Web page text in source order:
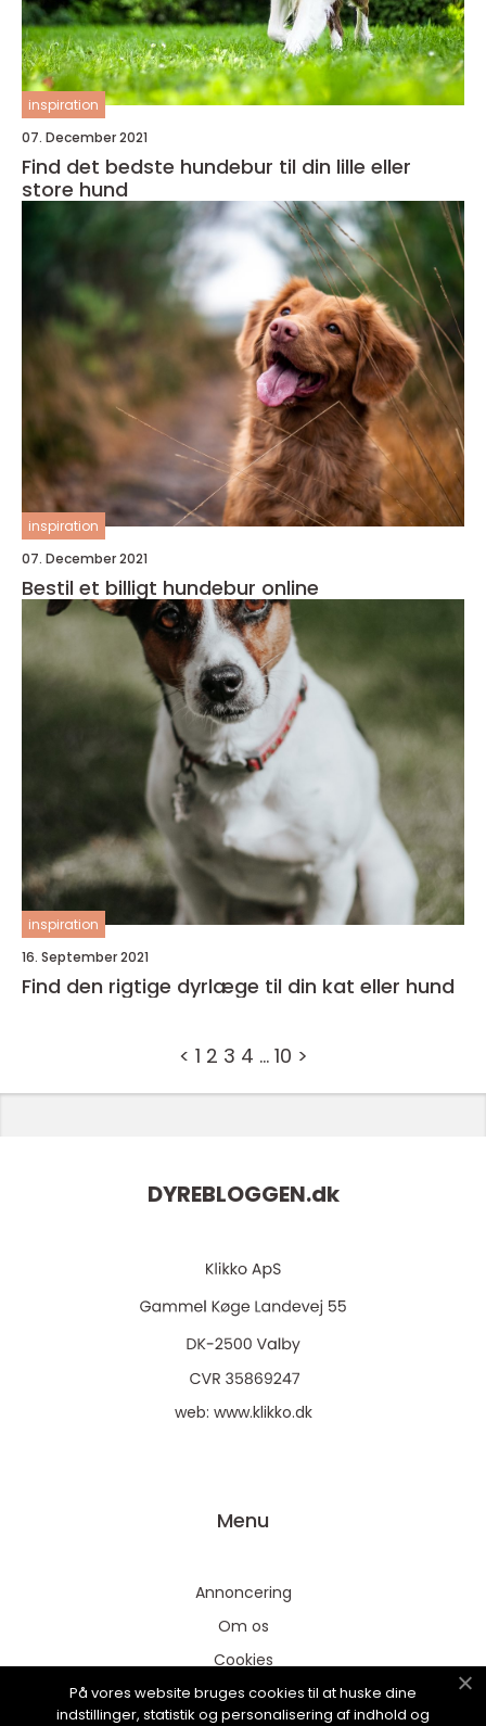
inspiration
07. December 2021
Find det bedste hundebur til din lille eller
store hund
inspiration
07. December 2021
Bestil et billigt hundebur online
inspiration
16. September 2021
Find den rigtige dyrlæge til din kat eller hund
< 1 2 3 4 … 10 >
DYREBLOGGEN.dk
web: www.klikko.dk
Menu
Annoncering
Om os
Cookies
Kontakt os
På vores website bruges cookies til at huske dine
indstillinger, statistik og personalisering af indhold og